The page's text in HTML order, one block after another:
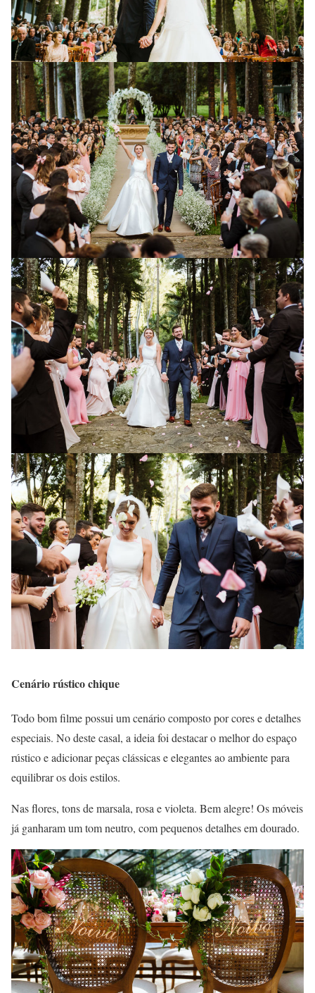
Cenário rústico chique
Todo bom filme possui um cenário composto por cores e detalhes
especiais. No deste casal, a ideia foi destacar o melhor do espaço
rústico e adicionar peças clássicas e elegantes ao ambiente para
equilibrar os dois estilos.
Nas flores, tons de marsala, rosa e violeta. Bem alegre! Os móveis
já ganharam um tom neutro, com pequenos detalhes em dourado.